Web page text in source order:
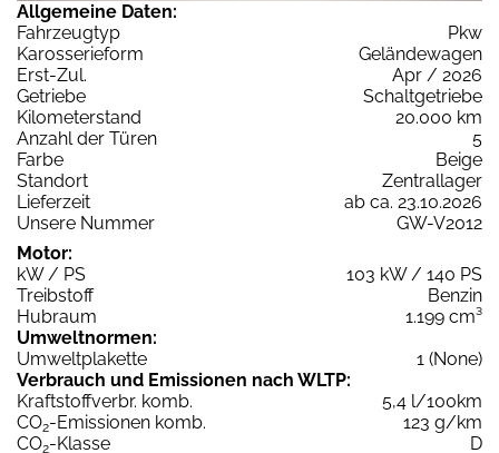
Allgemeine Daten:
Fahrzeugtyp
Pkw
Karosserieform
Geländewagen
Erst-Zul.
Apr / 2026
Getriebe
Schaltgetriebe
Kilometerstand
20.000 km
Anzahl der Türen
5
Farbe
Beige
Standort
Zentrallager
Lieferzeit
ab ca. 23.10.2026
Unsere Nummer
GW-V2012
Motor:
kW / PS
103 kW / 140 PS
Treibstoff
Benzin
Hubraum
1.199 cm³
Umweltnormen:
Umweltplakette
1 (None)
Verbrauch und Emissionen nach WLTP:
Kraftstoffverbr. komb.
5,4 l/100km
CO2-Emissionen komb.
123 g/km
CO2-Klasse
D